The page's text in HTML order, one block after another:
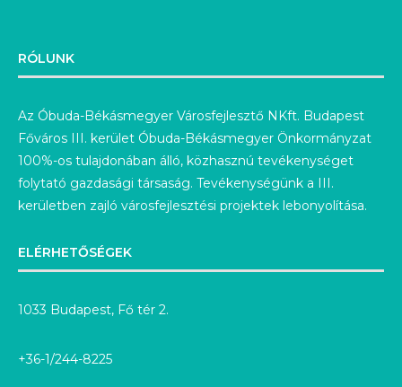
RÓLUNK
Az Óbuda-Békásmegyer Városfejlesztő NKft. Budapest
Főváros III. kerület Óbuda-Békásmegyer Önkormányzat
100%-os tulajdonában álló, közhasznú tevékenységet
folytató gazdasági társaság. Tevékenységünk a III.
kerületben zajló városfejlesztési projektek lebonyolítása.
ELÉRHETŐSÉGEK
1033 Budapest, Fő tér 2.
+36-1/244-8225